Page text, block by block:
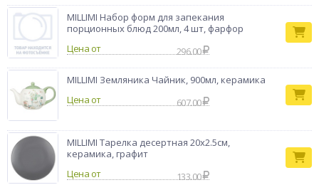
MILLIMI Набор форм для запекания
порционных блюд 200мл, 4 шт, фарфор
Цена от
296.00
MILLIMI Земляника Чайник, 900мл, керамика
Цена от
607.00
MILLIMI Тарелка десертная 20х2.5см,
керамика, графит
Цена от
133.00